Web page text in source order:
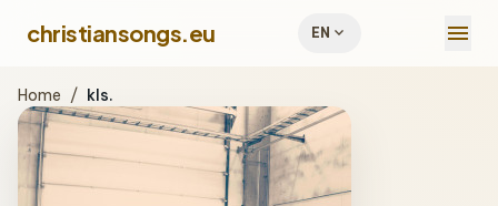
christiansongs.eu EN expand_more menu
Home / kls.